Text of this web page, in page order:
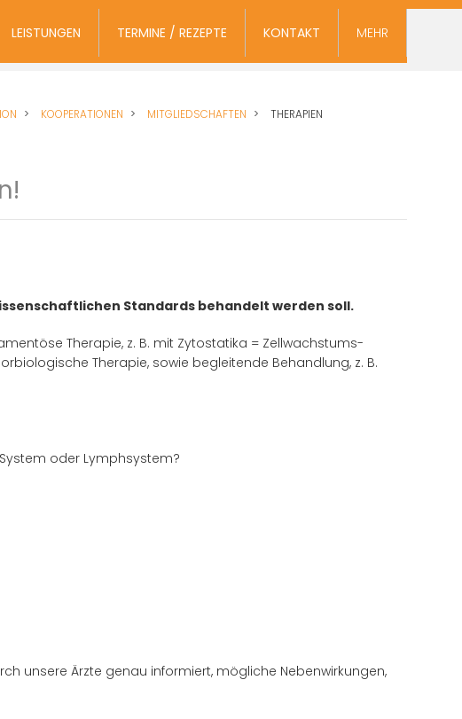
LEISTUNGEN TERMINE / REZEPTE KONTAKT MEHR
KOOPERATIONEN MITGLIEDSCHAFTEN THERAPIEN
Standards behandelt werden soll.
Therapie, z. B. mit Zytostatika = Zellwachstums-
Therapie, sowie begleitende Behandlung, z. B.
oder Lymphsystem?
unsere Ärzte genau informiert, mögliche Nebenwirkungen,